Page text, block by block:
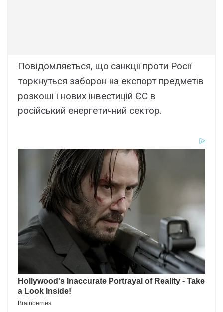
Повідомляється, що санкції проти Росії
торкнуться заборон на експорт предметів
розкоші і нових інвестицій ЄС в
російський енергетичний сектор.